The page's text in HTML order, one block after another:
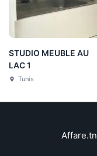
STUDIO MEUBLE AU
LAC 1
Tunis
Affare.tn